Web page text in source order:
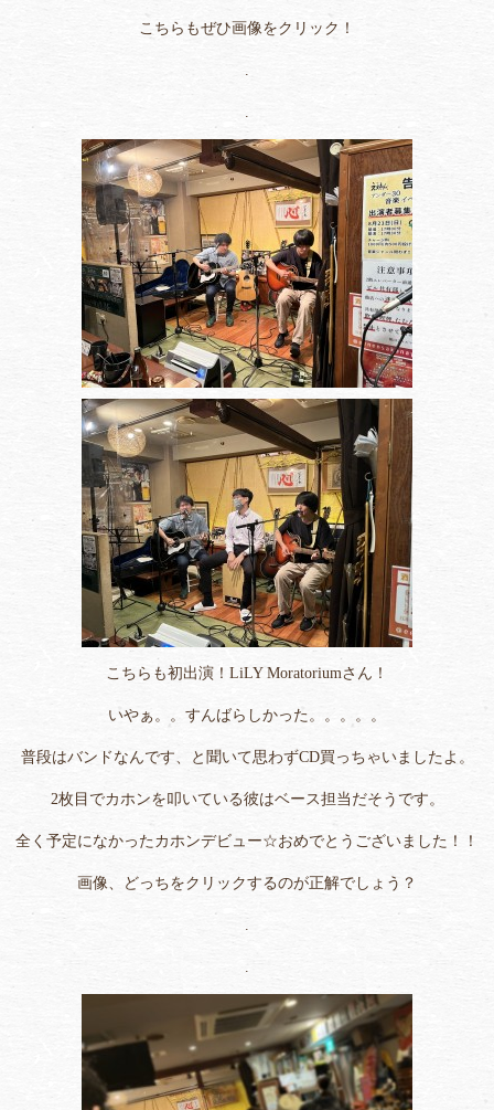
こちらもぜひ画像をクリック！
.
.
こちらも初出演！LiLY Moratoriumさん！
いやぁ。。すんばらしかった。。。。。
普段はバンドなんです、と聞いて思わずCD買っちゃいましたよ。
2枚目でカホンを叩いている彼はベース担当だそうです。
全く予定になかったカホンデビュー☆おめでとうございました！！
画像、どっちをクリックするのが正解でしょう？
.
.